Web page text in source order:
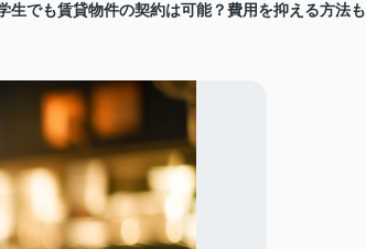
生でも賃貸物件の契約は可能？費用を抑える方法